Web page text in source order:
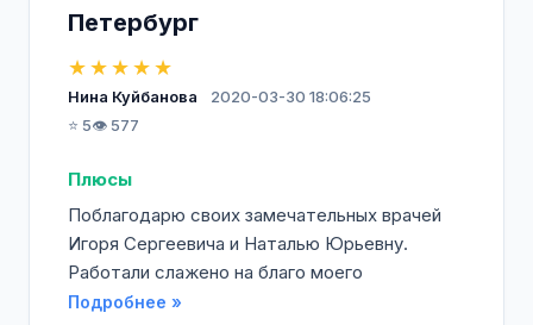
Петербург
★★★★★
Нина Куйбанова
2020-03-30 18:06:25
⭐ 5👁️ 577
Плюсы
Поблагодарю своих замечательных врачей
Игоря Сергеевича и Наталью Юрьевну.
Работали слажено на благо моего
Подробнее »